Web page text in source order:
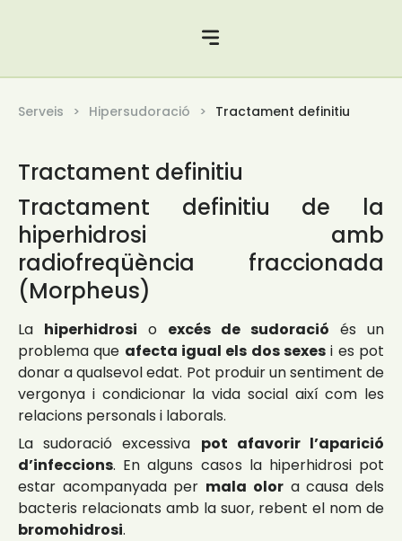
Serveis Hipersudoració Tractament definitiu
Tractament definitiu
Tractament definitiu de la
hiperhidrosi amb
radiofreqüència fraccionada
(Morpheus)
La hiperhidrosi o excés de sudoració és un
problema que afecta igual els dos sexes i es pot
donar a qualsevol edat. Pot produir un sentiment de
vergonya i condicionar la vida social així com les
relacions personals i laborals.
La sudoració excessiva pot afavorir l’aparició
d’infeccions. En alguns casos la hiperhidrosi pot
estar acompanyada per mala olora causa dels
bacteris relacionats amb la suor, rebent el nom de
bromohidrosi.